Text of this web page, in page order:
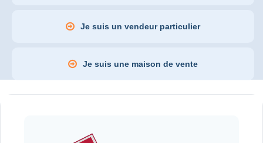
Je suis un vendeur particulier
Je suis une maison de vente